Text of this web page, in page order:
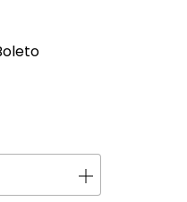
ALTERAR CEP